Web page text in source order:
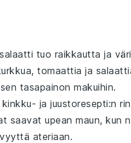
tuo raikkautta ja
, tomaattia ja
tasapainon makuihin.
kinkku- ja juustoresepti:n
saavat upean maun, kun
ateriaan.